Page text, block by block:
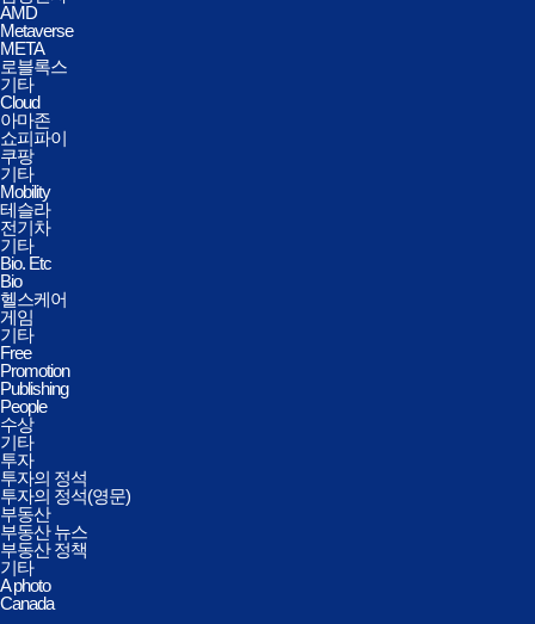
AMD
Metaverse
META
로블록스
기타
Cloud
아마존
쇼피파이
쿠팡
기타
Mobility
테슬라
전기차
기타
Bio. Etc
Bio
헬스케어
게임
기타
Free
Promotion
Publishing
People
수상
기타
투자
투자의 정석
투자의 정석(영문)
부동산
부동산 뉴스
부동산 정책
기타
A photo
Canada